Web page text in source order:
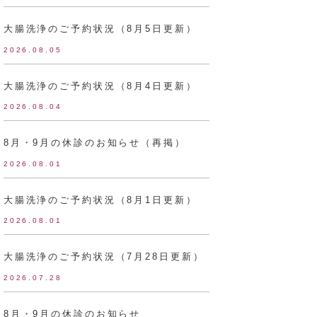
大腸洗浄のご予約状況（8月5日更新）
2026.08.05
大腸洗浄のご予約状況（8月4日更新）
2026.08.04
8月・9月の休診のお知らせ（再掲）
2026.08.01
大腸洗浄のご予約状況（8月1日更新）
2026.08.01
大腸洗浄のご予約状況（7月28日更新）
2026.07.28
8月・9月の休診のお知らせ